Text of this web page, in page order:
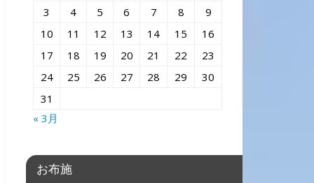
3
4 5 6 7 8
9
10
11 12 13 14 15
16
17
18 19 20 21 22
23
24
25 26 27 28 29
30
31
« 3月
お布施